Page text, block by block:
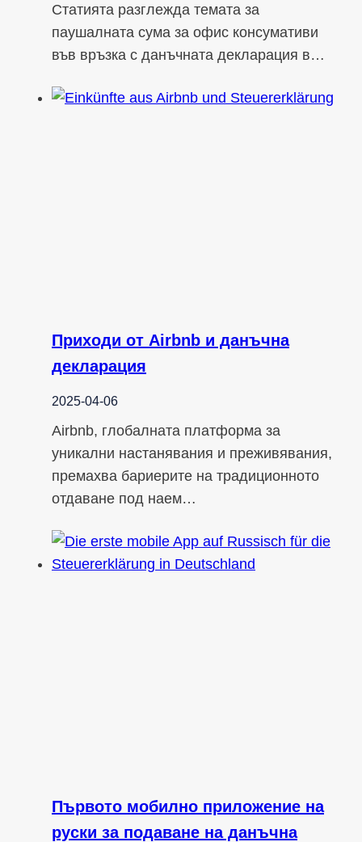
Статията разглежда темата за
паушалната сума за офис консумативи
във връзка с данъчната декларация в…
Приходи от Airbnb и данъчна
декларация
2025-04-06
Airbnb, глобалната платформа за
уникални настанявания и преживявания,
премахва бариерите на традиционното
отдаване под наем…
Първото мобилно приложение на
руски за подаване на данъчна